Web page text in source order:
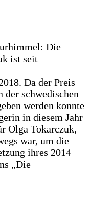
Die
ist seit
Da der Preis
der schwedischen
werden konnte
in diesem Jahr
Olga Tokarczuk,
war, um die
ihres 2014
„Die